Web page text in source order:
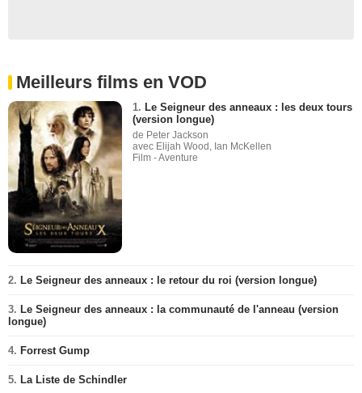
Meilleurs films en VOD
1. Le Seigneur des anneaux : les deux tours
(version longue)
de Peter Jackson
avec Elijah Wood, Ian McKellen
Film - Aventure
2. Le Seigneur des anneaux : le retour du roi (version longue)
3. Le Seigneur des anneaux : la communauté de l'anneau (version
longue)
4. Forrest Gump
5. La Liste de Schindler